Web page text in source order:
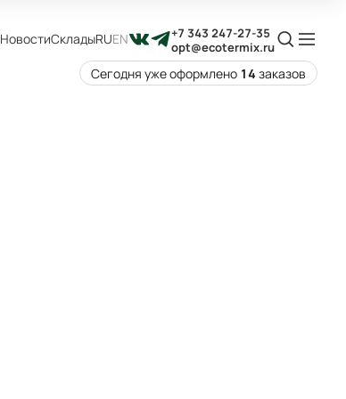
НовостиСкладыRUEN
+7 343 247-27-35
opt@ecotermix.ru
Сегодня уже оформлено 14 заказов